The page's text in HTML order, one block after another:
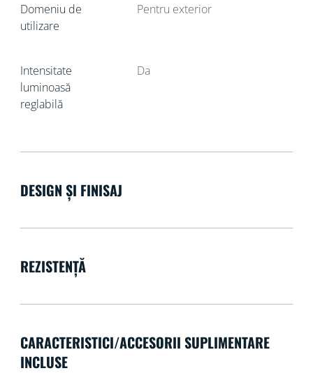
Domeniu de
utilizare
Pentru exterior
Intensitate
luminoasă
reglabilă
Da
DESIGN ȘI FINISAJ
REZISTENȚĂ
CARACTERISTICI/ACCESORII SUPLIMENTARE
INCLUSE